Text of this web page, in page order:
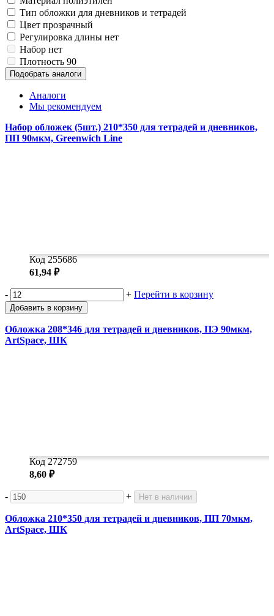
Замки прочие
Ящики для инструментов
Все товары раздела
Тип обложки для дневников и тетрадей
Цвет прозрачный
Регулировка длины нет
Набор нет
Плотность 90
Подобрать аналоги
Аналоги
Мы рекомендуем
Набор обложек (5шт.) 210*350 для тетрадей и дневников,
ПП 90мкм, Greenwich Line
Код 255686
61,94 ₽
- + Перейти в корзину
Добавить в корзину
Обложка 208*346 для тетрадей и дневников, ПЭ 90мкм,
ArtSpace, ШК
Код 272759
8,60 ₽
- + Нет в наличии
Обложка 210*350 для тетрадей и дневников, ПП 70мкм,
ArtSpace, ШК